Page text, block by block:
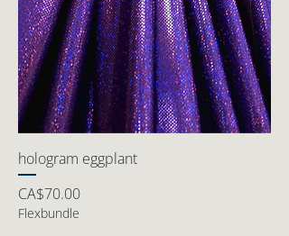
hologram eggplant
価格
CA$70.00
Flexbundle